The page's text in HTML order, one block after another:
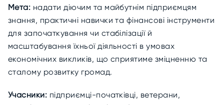
Мета: надати діючим та майбутнім підприємцям
знання, практичні навички та фінансові інструменти
для започаткування чи стабілізації й
масштабування їхньої діяльності в умовах
економічних викликів, що сприятиме зміцненню та
сталому розвитку громад.
Учасники: підприємці-початківці, ветерани,